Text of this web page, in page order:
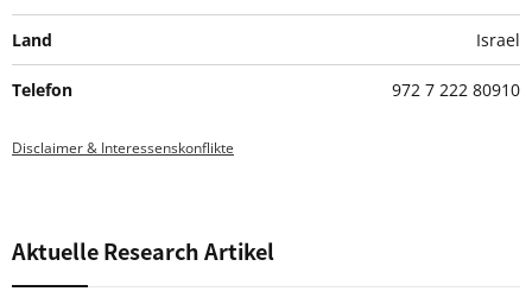
Land Israel
Telefon 972 7 222 80910
Disclaimer & Interessenskonflikte
Aktuelle Research Artikel